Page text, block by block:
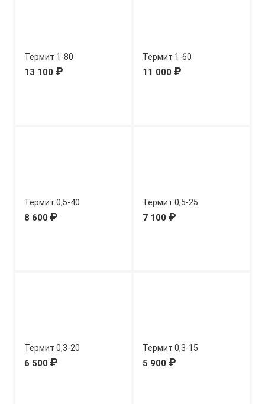
Термит 1-80
13 100 ₽
Термит 1-60
11 000 ₽
Термит 0,5-40
8 600 ₽
Термит 0,5-25
7 100 ₽
Термит 0,3-20
6 500 ₽
Термит 0,3-15
5 900 ₽